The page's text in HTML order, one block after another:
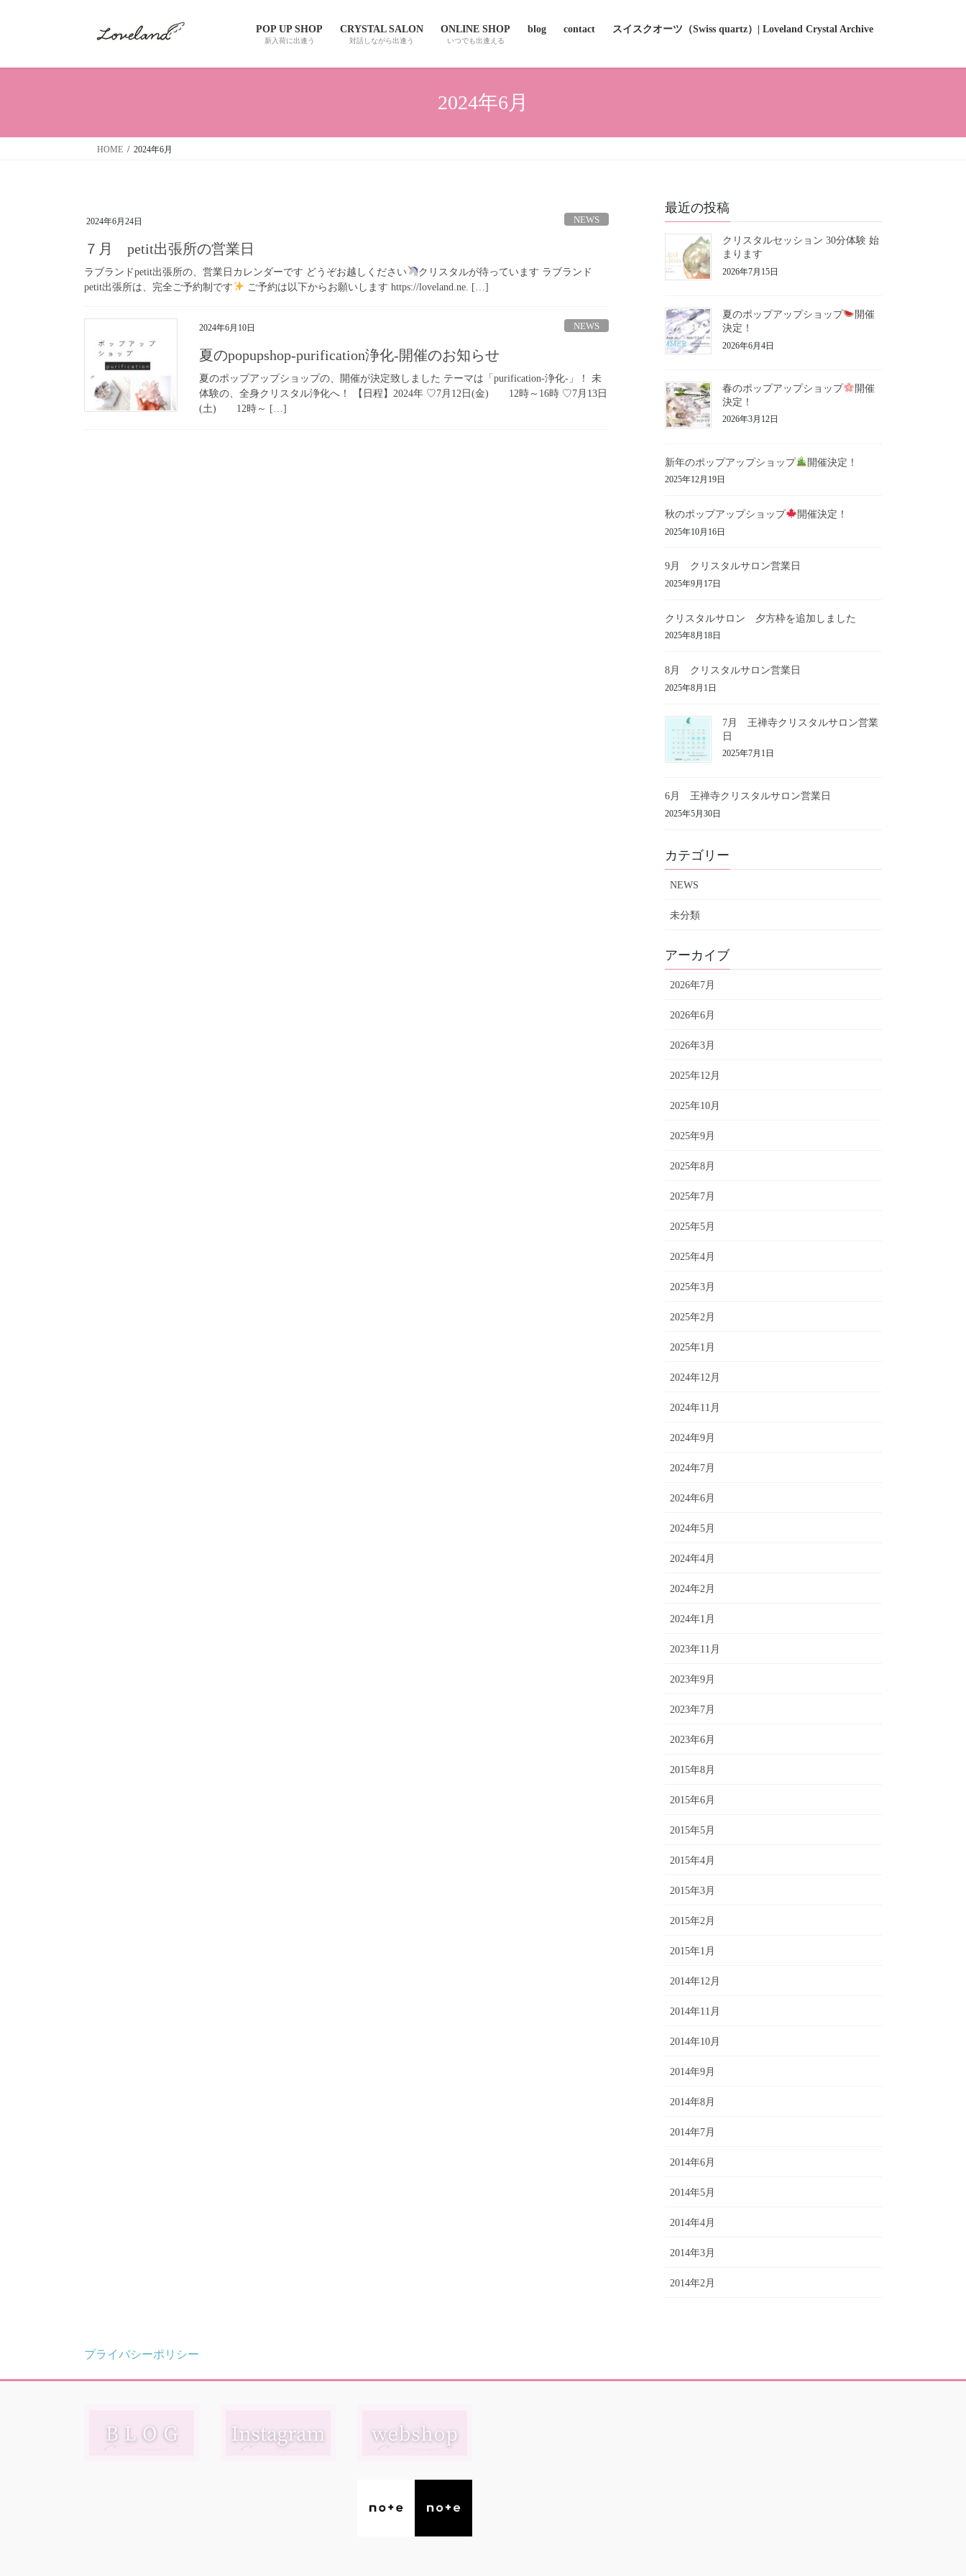
POP UP SHOP
新入荷に出逢う
CRYSTAL SALON
対話しながら出逢う
ONLINE SHOP
いつでも出逢える
blog contact スイスクオーツ（Swiss quartz）| Loveland Crystal Archive
2024年6月
HOME 2024年6月
2024年6月24日 NEWS
７月 petit出張所の営業日
ラブランドpetit出張所の、営業日カレンダーです どうぞお越しください
クリスタルが待っています ラブランド
petit出張所は、完全ご予約制です
ご予約は以下からお願いします https://loveland.ne. […]
2024年6月10日 NEWS
夏のpopupshop-purification浄化-開催のお知らせ
夏のポップアップショップの、開催が決定致しました テーマは「purification-浄化-」！ 未
体験の、全身クリスタル浄化へ！ 【日程】2024年 ♡7月12日(金) 12時～16時 ♡7月13日
(土) 12時～ […]
最近の投稿
クリスタルセッション 30分体験 始
まります
2026年7月15日
夏のポップアップショップ
開催
決定！
2026年6月4日
春のポップアップショップ
開催
決定！
2026年3月12日
新年のポップアップショップ 開催決定！
2025年12月19日
秋のポップアップショップ 開催決定！
2025年10月16日
9月 クリスタルサロン営業日
2025年9月17日
クリスタルサロン 夕方枠を追加しました
2025年8月18日
8月 クリスタルサロン営業日
2025年8月1日
7月 王禅寺クリスタルサロン営業
日
2025年7月1日
6月 王禅寺クリスタルサロン営業日
2025年5月30日
カテゴリー
NEWS
未分類
アーカイブ
2026年7月
2026年6月
2026年3月
2025年12月
2025年10月
2025年9月
2025年8月
2025年7月
2025年5月
2025年4月
2025年3月
2025年2月
2025年1月
2024年12月
2024年11月
2024年9月
2024年7月
2024年6月
2024年5月
2024年4月
2024年2月
2024年1月
2023年11月
2023年9月
2023年7月
2023年6月
2015年8月
2015年6月
2015年5月
2015年4月
2015年3月
2015年2月
2015年1月
2014年12月
2014年11月
2014年10月
2014年9月
2014年8月
2014年7月
2014年6月
2014年5月
2014年4月
2014年3月
2014年2月
プライバシーポリシー